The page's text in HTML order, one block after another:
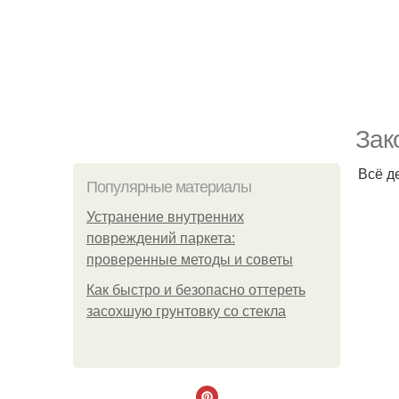
Популярные материалы
Устранение внутренних
повреждений паркета:
проверенные методы и советы
Как быстро и безопасно оттереть
засохшую грунтовку со стекла
Всё